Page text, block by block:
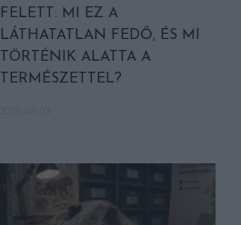
FELETT: MI EZ A
LÁTHATATLAN FEDŐ, ÉS MI
TÖRTÉNIK ALATTA A
TERMÉSZETTEL?